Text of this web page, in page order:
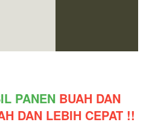
PANEN BUAH DAN
DAN LEBIH CEPAT !!